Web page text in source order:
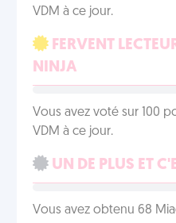
VDM à ce jour.
FERVENT
NINJA
Vous avez voté sur 100
VDM à ce jour.
UN DE PLUS ET
Vous avez obtenu 68